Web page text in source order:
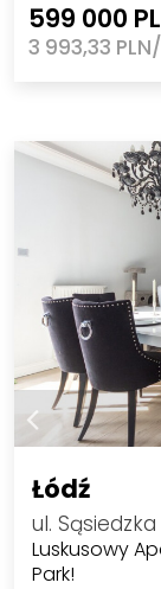
599 000
3 993,33
Łódź
ul. Sąsiedzka
Luskusowy
Park!